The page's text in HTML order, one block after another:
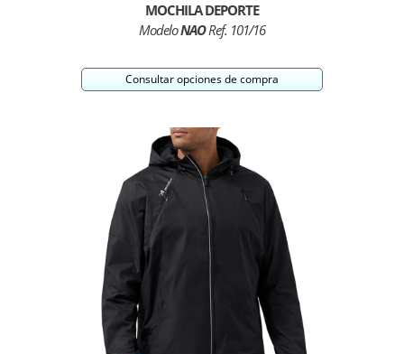
MOCHILA DEPORTE
ModeloNAORef. 101/16
Consultar opciones de compra